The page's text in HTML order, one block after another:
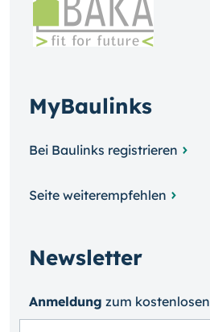
MyBaulinks
Bei Baulinks registrieren
Seite weiterempfehlen
Newsletter
Anmeldung zum kosten­losen